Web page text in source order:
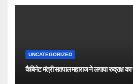
UNCATEGORIZED
कैबिनेट मंत्री सतपाल महाराज ने लगाया रुद्राक्ष का